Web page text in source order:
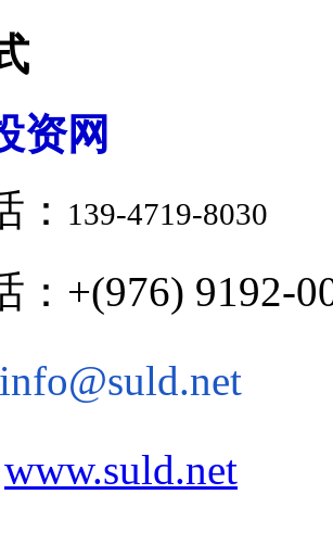
资网
： 139-4719-8030
：+(976) 9192-
info@suld.net
www.suld.net